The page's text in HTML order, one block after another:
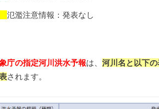
氾濫注意情報：発表なし
庁の指定河川洪水予報は、 河川名と以下
されます。